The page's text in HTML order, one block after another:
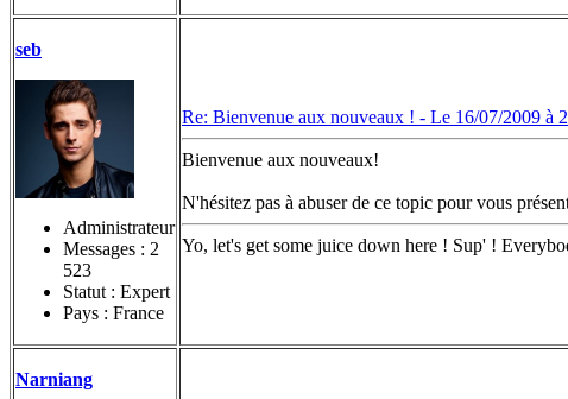
seb
Administrateur
Messages : 2
523
Statut : Expert
Pays : France
Re: Bienvenue aux nouveaux ! - Le 16/07/2009 à
Bienvenue aux nouveaux!
N'hésitez pas à abuser de ce topic pour vous
Yo, let's get some juice down here ! Sup' !
Narniang